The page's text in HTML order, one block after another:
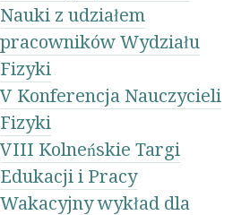
Nauki z udziałem
pracowników Wydziału
Fizyki
V Konferencja Nauczycieli
Fizyki
VIII Kolneńskie Targi
Edukacji i Pracy
Wakacyjny wykład dla